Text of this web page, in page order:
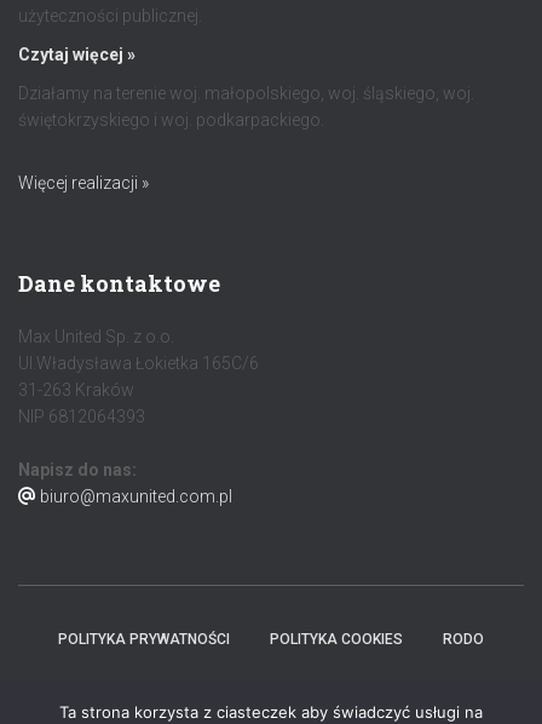
użyteczności publicznej.
Czytaj więcej »
Działamy na terenie woj. małopolskiego, woj. śląskiego, woj.
świętokrzyskiego i woj. podkarpackiego.
Więcej realizacji »
Dane kontaktowe
Max United Sp. z o.o.
Ul.Władysława Łokietka 165C/6
31-263 Kraków
NIP 6812064393
Napisz do nas:
biuro@maxunited.com.pl
POLITYKA PRYWATNOŚCI POLITYKA COOKIES RODO
Ta strona korzysta z ciasteczek aby świadczyć usługi na